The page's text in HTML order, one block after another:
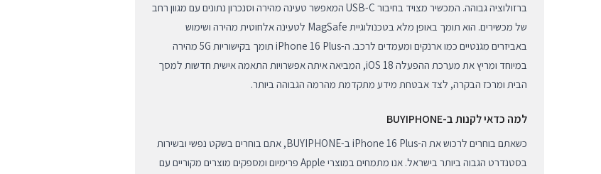
ברזולוציה גבוהה. המכשיר מצויד בחיבור USB-C המאפשר טעינה מהירה וסנכרון נתונים עם מגוון רחב
של מכשירים. הוא תומך באופן מלא בטכנולוגיית MagSafe לטעינה אלחוטית מהירה ושימוש
באביזרים מגנטיים כמו ארנקים ומעמדים לרכב. ה-iPhone 16 Plus תומך בקישוריות 5G מהירה
במיוחד ומריץ את מערכת ההפעלה iOS 18, המביאה איתה אפשרויות התאמה אישית חדשות למסך
הבית ומרכז הבקרה, לצד אבטחת מידע מתקדמת מהרמה הגבוהה ביותר.
למה כדאי לקנות ב-BUYIPHONE
כשאתם בוחרים לרכוש את ה-iPhone 16 Plus ב-BUYIPHONE, אתם בוחרים בשקט נפשי ובשירות
בסטנדרט הגבוה ביותר בישראל. אנו מתמחים במוצרי Apple פרימיום ומספקים מוצרים מקוריים עם